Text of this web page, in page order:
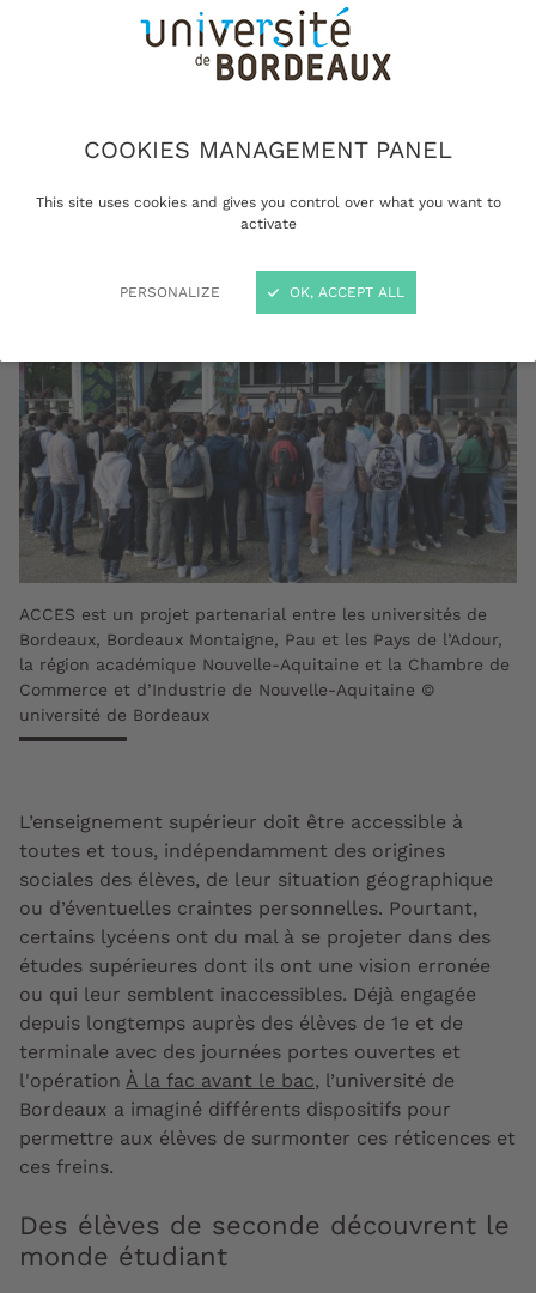
COOKIES MANAGEMENT PANEL
This site uses cookies and gives you control over what you want to
activate
PERSONALIZE OK, ACCEPT ALL
supérieur y est plus faible. En réponse à ce
constat, l’université organise régulièrement des
temps de rencontre et d’échange avec les
aperçu du campus universitaire et de la vie
ACCES est un projet partenarial entre les universités de
Bordeaux, Bordeaux Montaigne, Pau et les Pays de l’Adour,
la région académique Nouvelle-Aquitaine et la Chambre de
Commerce et d’Industrie de Nouvelle-Aquitaine ©
université de Bordeaux
L’enseignement supérieur doit être accessible à
toutes et tous, indépendamment des origines
sociales des élèves, de leur situation géographique
ou d’éventuelles craintes personnelles. Pourtant,
certains lycéens ont du mal à se projeter dans des
études supérieures dont ils ont une vision erronée
ou qui leur semblent inaccessibles. Déjà engagée
depuis longtemps auprès des élèves de 1e et de
terminale avec des journées portes ouvertes et
l'opération À la fac avant le bac, l’université de
Bordeaux a imaginé différents dispositifs pour
permettre aux élèves de surmonter ces réticences et
ces freins.
Des élèves de seconde découvrent le
monde étudiant